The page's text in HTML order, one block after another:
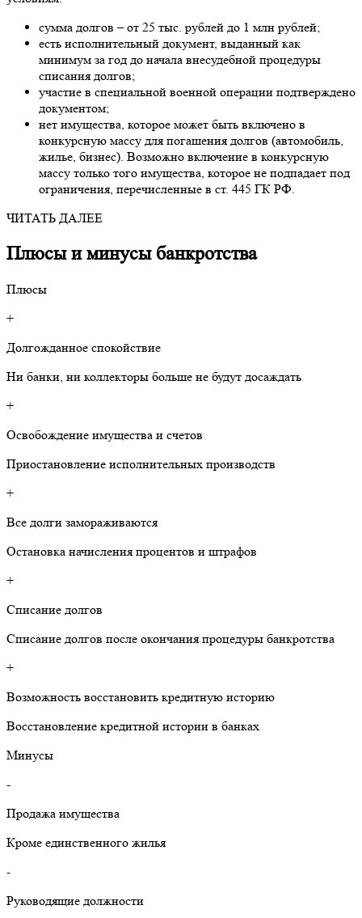
сумма долгов – от 25 тыс. рублей до 1 млн рублей;
есть исполнительный документ, выданный как
минимум за год до начала внесудебной процедуры
списания долгов;
участие в специальной военной операции подтверждено
документом;
нет имущества, которое может быть включено в
конкурсную массу для погашения долгов (автомобиль,
жилье, бизнес). Возможно включение в конкурсную
массу только того имущества, которое не подпадает под
ограничения, перечисленные в ст. 445 ГК РФ.
ЧИТАТЬ ДАЛЕЕ
Плюсы и минусы банкротства
Плюсы
+
Долгожданное спокойствие
Ни банки, ни коллекторы больше не будут досаждать
+
Освобождение имущества и счетов
Приостановление исполнительных производств
+
Все долги замораживаются
Остановка начисления процентов и штрафов
+
Списание долгов
Списание долгов после окончания процедуры банкротства
+
Возможность восстановить кредитную историю
Восстановление кредитной истории в банках
Минусы
-
Продажа имущества
Кроме единственного жилья
-
Руководящие должности